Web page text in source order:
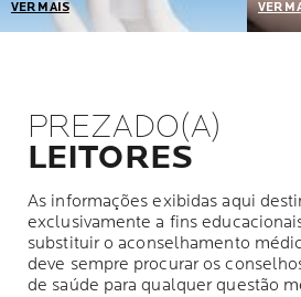
VER MAIS
para garantir uma tolerância
e eficácia perfeitas ao longo
do tempo.
VER
PREZADO(A)
LEITORES
As informações exibidas aqui
exclusivamente a fins
substituir o aconselhamento
deve sempre procurar os
de saúde para qualquer questão